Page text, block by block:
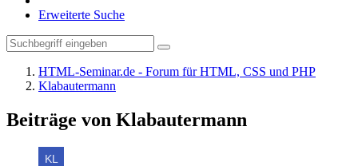
Erweiterte Suche
HTML-Seminar.de - Forum für HTML, CSS und PHP
Klabautermann
Beiträge von Klabautermann